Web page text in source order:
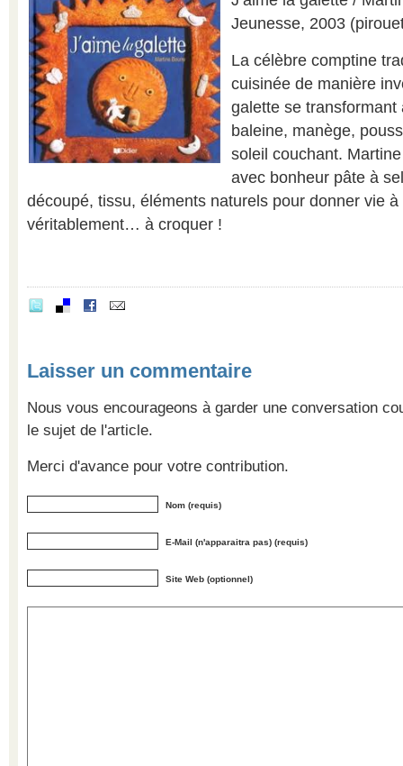
Jeunesse, 2003
La célèbre comptine
cuisinée de manière
galette se transformant
baleine, manège,
soleil couchant.
avec bonheur pâte à
découpé, tissu, éléments naturels pour donner vie
véritablement… à croquer !
Laisser un commentaire
Nous vous encourageons à garder une conversation
le sujet de l'article.
Merci d'avance pour votre contribution.
Nom (requis)
E-Mail (n'apparaitra pas) (requis)
Site Web (optionnel)